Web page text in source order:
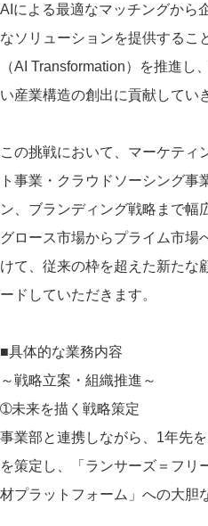
AIによる最適なマッチングから
なソリューションを提供するこ
（AI Transformation）を推進し
い産業構造の創出に貢献してい
この挑戦において、マーケティ
ト事業・クラウドソーシング事
ン、ブランディング戦略まで幅
グロース市場からプライム市場
けて、従来の枠を超えた新たな
ードしていただきます。
■具体的な業務内容
～戦略立案・組織推進～
➀未来を描く戦略策定
事業部と連携しながら、1年先
を策定し、「ランサーズ＝フリ
材プラットフォーム」への大胆